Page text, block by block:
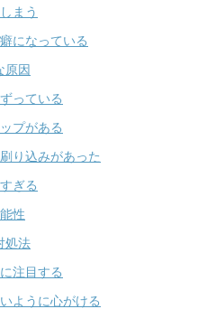
まう
になっている
原因
っている
プがある
り込みがあった
ぎる
性
処法
注目する
ように心がける